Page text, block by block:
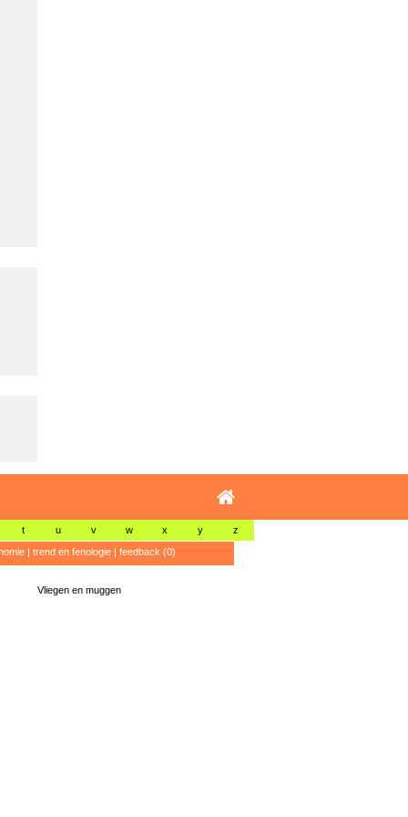
t u v w x y z
| trend en fenologie| feedback (0)
Vliegen en muggen